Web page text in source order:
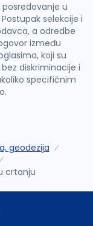
u
selekcije i
a odredbe
između
koji su
diskriminacije i
specifičnim
geodezija
crtanju